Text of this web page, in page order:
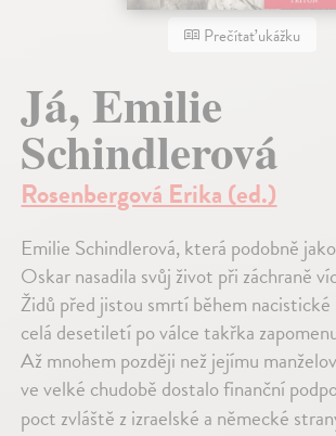
Prečítať ukážku
Já, Emilie
Schindlerová
Rosenbergová Erika (ed.)
Emilie Schindlerová, která podobně
Oskar nasadila svůj život při záchraně
Židů před jistou smrtí během nacistické
celá desetiletí po válce takřka
Až mnohem později než jejímu
ve velké chudobě dostalo finanční
poct zvláště z izraelské a německé